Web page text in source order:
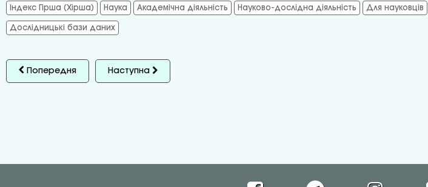
Індекс Гірша (Хірша) Наука Академічна діяльність Науково-дослідна діяльність Для науковців
Дослідницькі бази даних
Попередня Наступна